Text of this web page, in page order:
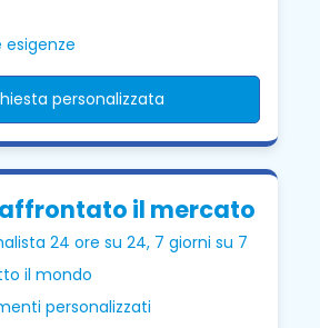
esigenze
personalizzata
il mercato
24 ore su 24, 7 giorni su 7
il mondo
personalizzati